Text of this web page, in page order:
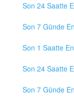
Son 24 Saatte
Son 7 Günde
Son 1 Saatte
Son 24 Saatte
Son 7 Günde